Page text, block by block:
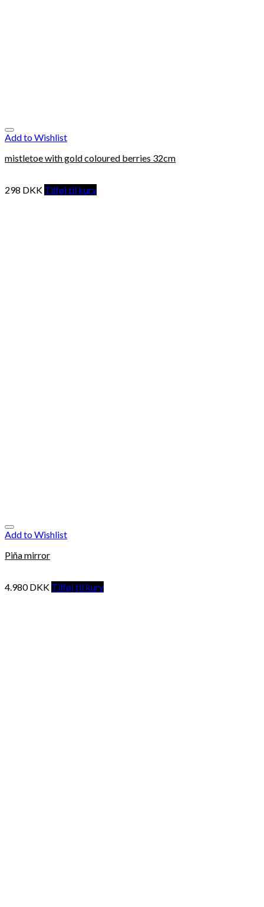
Add to Wishlist
mistletoe with gold coloured berries 32cm
298 DKK Tilføj til kurv
Add to Wishlist
Piña mirror
4.980DKK Tilføj til kurv